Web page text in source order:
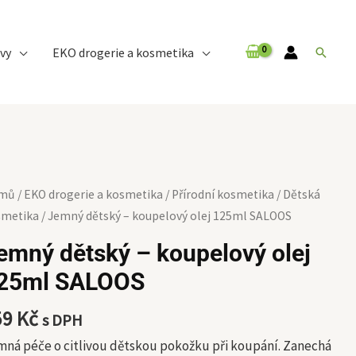
EKO drogerie a kosmetika Hledat
/ EKO drogerie a kosmetika / Přírodní kosmetika / Dětská
/ Jemný dětský – koupelový olej 125ml SALOOS
dětský – koupelový olej
SALOOS
Kčs DPH
péče o citlivou dětskou pokožku při koupání. Zanechá